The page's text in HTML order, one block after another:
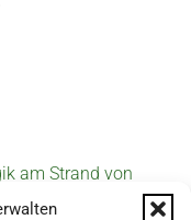
am Strand von